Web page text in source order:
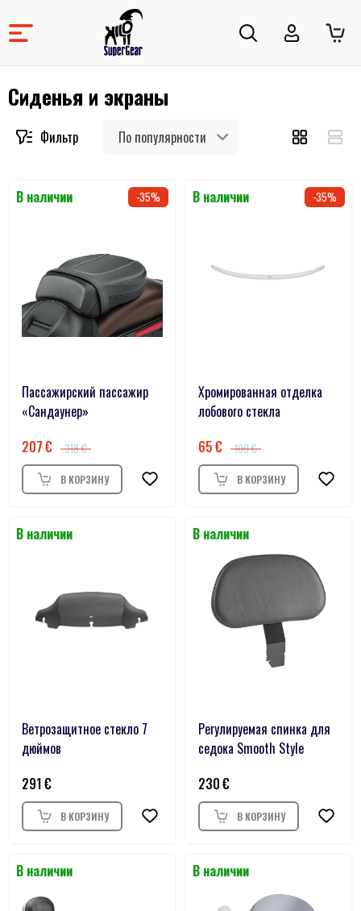
Сиденья и экраны
По популярности
35
Пассажирский пассажир
«Сандаунер»
207
318
35
Хромированная отделка
лобового стекла
65
100
Ветрозащитное стекло 7
дюймов
291
Регулируемая спинка для
седока Smooth Style
230